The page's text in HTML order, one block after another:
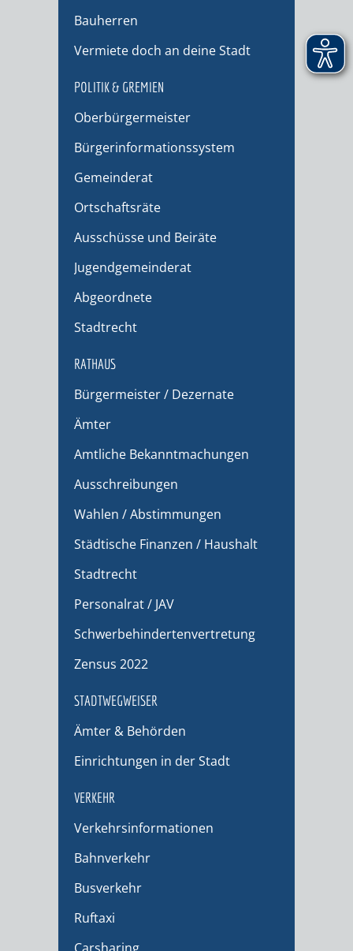
Bauherren
Vermiete doch an deine Stadt
POLITIK & GREMIEN
Oberbürgermeister
Bürgerinformationssystem
Gemeinderat
Ortschaftsräte
Ausschüsse und Beiräte
Jugendgemeinderat
Abgeordnete
Stadtrecht
RATHAUS
Bürgermeister / Dezernate
Ämter
Amtliche Bekanntmachungen
Ausschreibungen
Wahlen / Abstimmungen
Städtische Finanzen / Haushalt
Stadtrecht
Personalrat / JAV
Schwerbehindertenvertretung
Zensus 2022
STADTWEGWEISER
Ämter & Behörden
Einrichtungen in der Stadt
VERKEHR
Verkehrsinformationen
Bahnverkehr
Busverkehr
Ruftaxi
Carsharing